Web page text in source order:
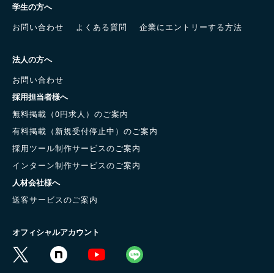
学生の方へ
お問い合わせ
よくある質問 企業にエントリーする方法
法人の方へ
お問い合わせ
採用担当者様へ
無料掲載（0円求人）のご案内
有料掲載（新規受付停止中）のご案内
採用ツール制作サービスのご案内
インターン制作サービスのご案内
人材会社様へ
送客サービスのご案内
オフィシャルアカウント